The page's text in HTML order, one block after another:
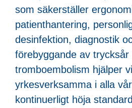
som säkerställer
patienthantering,
desinfektion, diagnostik
förebyggande av trycksår
tromboembolism hjälper vi
yrkesverksamma i alla
kontinuerligt höja